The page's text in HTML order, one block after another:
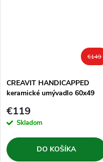
€149
CREAVIT HANDICAPPED
keramické umývadlo 60x49
€119
Skladom
DO KOŠÍKA